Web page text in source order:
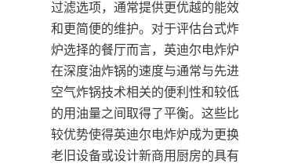
过滤选项，通常提供更优越的能效
和更简便的维护。对于评估台式炸
炉选择的餐厅而言，英迪尔电炸炉
在深度油炸锅的速度与通常与先进
空气炸锅技术相关的便利性和较低
的用油量之间取得了平衡。这些比
较优势使得英迪尔电炸炉成为更换
老旧设备或设计新商用厨房的具有